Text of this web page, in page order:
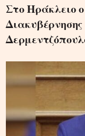
Στο Ηράκλειο